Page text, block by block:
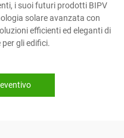
i suoi futuri prodotti BIPV
solare avanzata con
efficienti ed eleganti di
gli edifici.